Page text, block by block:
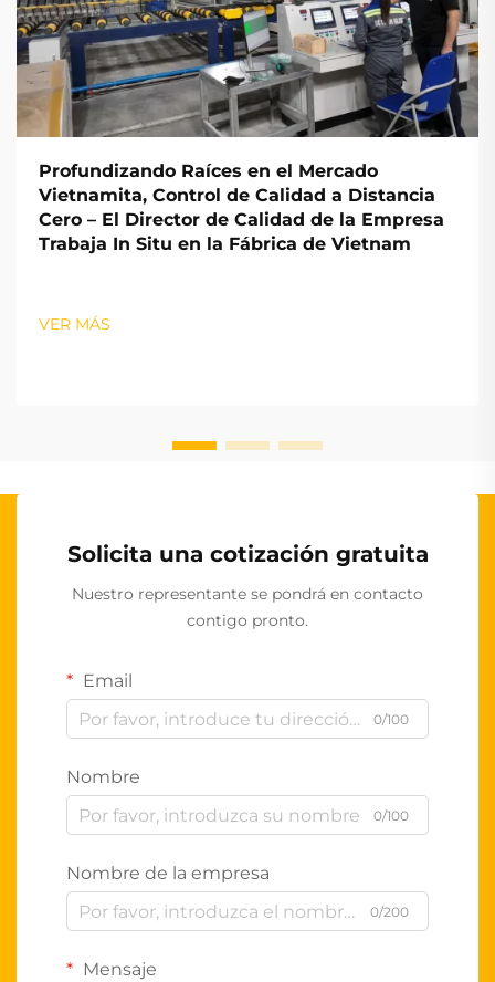
Profundizando Raíces en el Mercado
Vietnamita, Control de Calidad a Distancia
Cero – El Director de Calidad de la Empresa
Trabaja In Situ en la Fábrica de Vietnam
VER MÁS
Solicita una cotización gratuita
Nuestro representante se pondrá en contacto
contigo pronto.
Email
0/100
Nombre
0/100
Nombre de la empresa
0/200
Mensaje